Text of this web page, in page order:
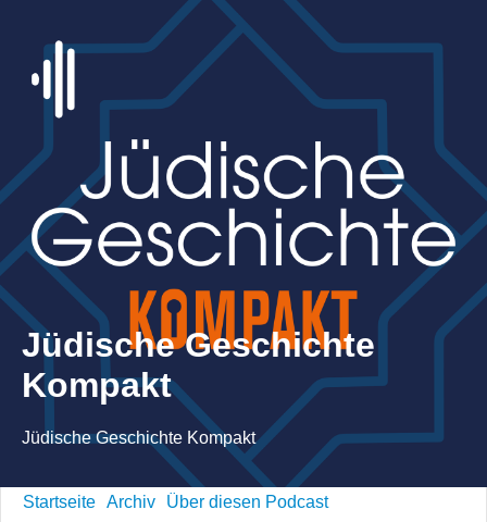
Jüdische Geschichte
Kompakt
Jüdische Geschichte Kompakt
Startseite Archiv Über diesen Podcast